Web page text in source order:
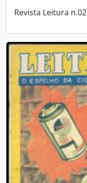
Revista Leitura n.02